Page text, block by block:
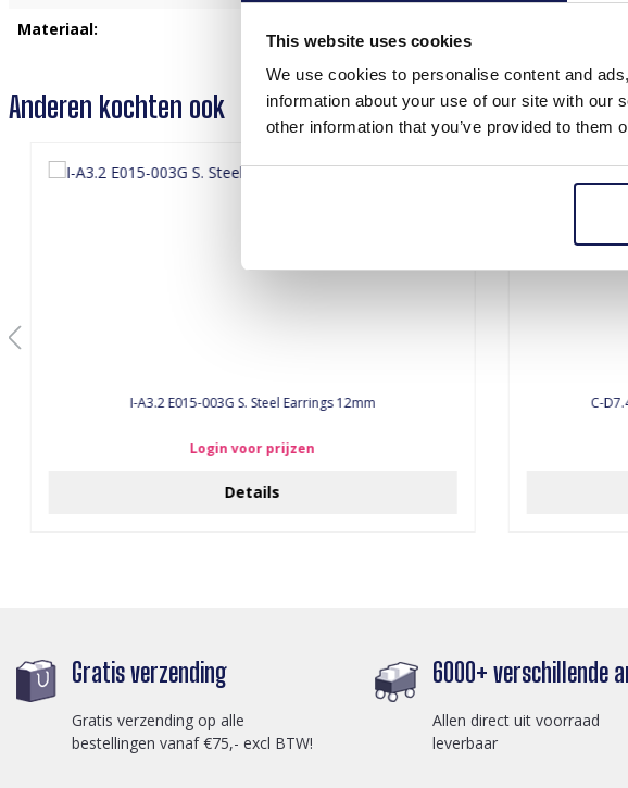
This website uses cookies
We use cookies to personalise content and
information about your use of our site with our
other information that you’ve provided to them
Materiaal:
Anderen kochten ook
I-A3.2 E015-003G S. Steel Earrings 12mm
Login voor prijzen
Details
C-
Gratis verzending
Gratis verzending op alle
bestellingen vanaf €75,- excl BTW!
6000+ verschillende
Allen direct uit voorraad
leverbaar